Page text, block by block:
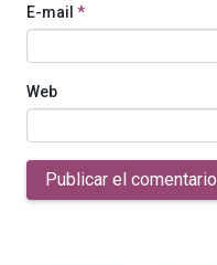
E-mail *
Web
Publicar el comentario